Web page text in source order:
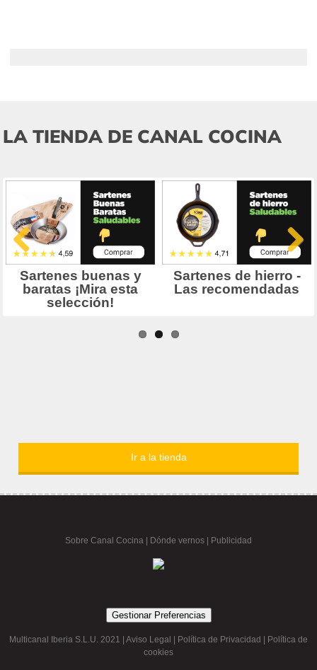
LA TIENDA DE CANAL COCINA
Ir a la tienda
Sobre Canal Cocina Dónde vernos | Publicidad
Gestionar Preferencias
Multicanal Iberia S.L.U. 2021 | Aviso Legal Política de Privacidad
Política de
cookies